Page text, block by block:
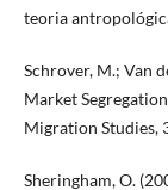
teoria
Schrover, M.; Van
Market
Migration Studies,
Sheringham, O.